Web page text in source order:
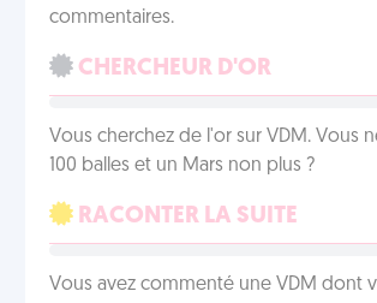
commentaires.
CHERCHEUR D'OR
Vous cherchez de l'or sur VDM. Vous
100 balles et un Mars non plus ?
RACONTER LA SUITE
Vous avez commenté une VDM dont